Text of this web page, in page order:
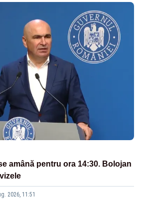
amână pentru ora 14:30. Bolojan
2026, 11:51